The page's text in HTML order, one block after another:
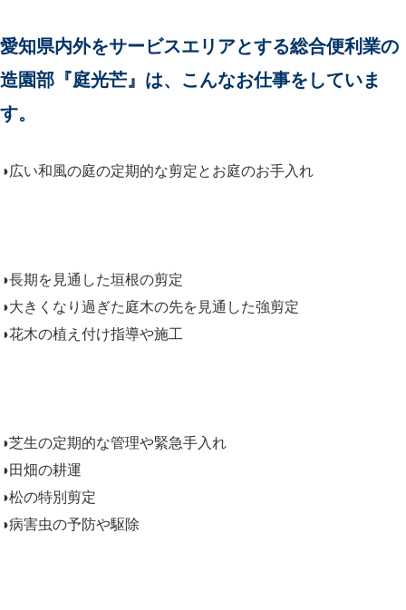
愛知県内外をサービスエリアとする総合便利業の
造園部『庭光芒』は、こんなお仕事をしていま
す。
◑広い和風の庭の定期的な剪定とお庭のお手入れ
◑長期を見通した垣根の剪定
◑大きくなり過ぎた庭木の先を見通した強剪定
◑花木の植え付け指導や施工
◑芝生の定期的な管理や緊急手入れ
◑田畑の耕運
◑松の特別剪定
◑病害虫の予防や駆除